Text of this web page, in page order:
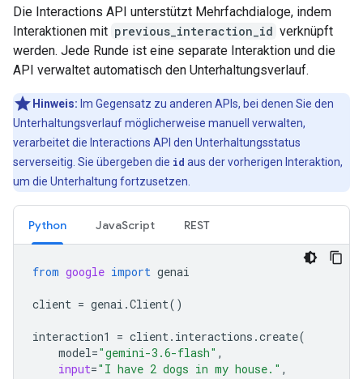
Die Interactions API unterstützt Mehrfachdialoge, indem
Interaktionen mit previous_interaction_id verknüpft
werden. Jede Runde ist eine separate Interaktion und die
API verwaltet automatisch den Unterhaltungsverlauf.
Hinweis: Im Gegensatz zu anderen APIs, bei denen Sie den
Unterhaltungsverlauf möglicherweise manuell verwalten,
verarbeitet die Interactions API den Unterhaltungsstatus
serverseitig. Sie übergeben die id aus der vorherigen Interaktion,
um die Unterhaltung fortzusetzen.
Python JavaScript REST
from google import genai
client = genai .Client()
interaction1 = client. interactions .create(
model="gemini-3.6-flash" ,
input="I have 2 dogs in my house." ,